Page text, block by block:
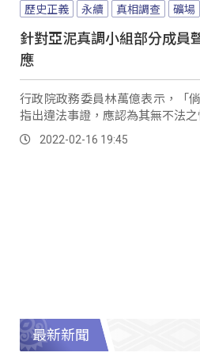
歷史正義
永續 真相調查 礦場
針對亞泥真調小組部分成員
應
行政院政務委員林萬億表示，「
指出違法事證，應認為其無不法之
2022-02-16 19:45
最新新聞